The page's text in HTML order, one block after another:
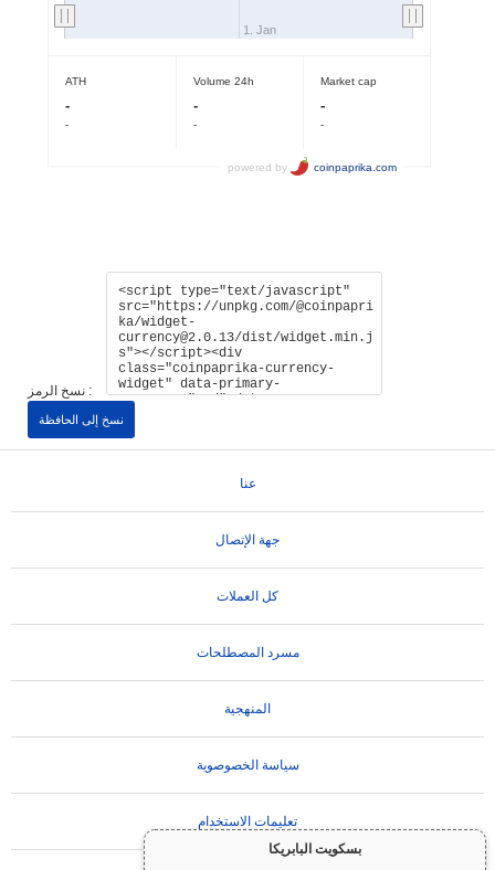
بسكويت البابريكا
نسخ الرمز :
نسخ إلى الحافظة
عنا
جهة الإتصال
كل العملات
مسرد المصطلحات
المنهجية
سياسة الخصوصوية
تعليمات الاستخدام